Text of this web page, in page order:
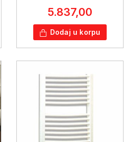
5.837,00
Dodaj u korpu